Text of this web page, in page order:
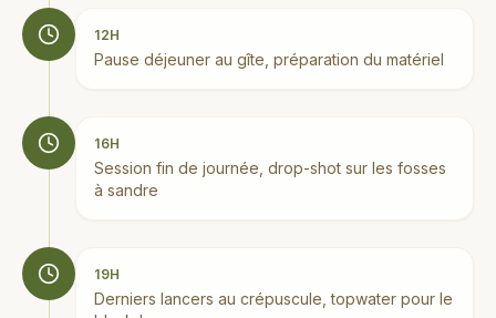
12H
Pause déjeuner au gîte, préparation du matériel
16H
Session fin de journée, drop-shot sur les fosses
à sandre
19H
Derniers lancers au crépuscule, topwater pour le